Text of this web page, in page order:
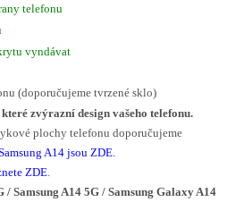
telefonu
vyndávat
(doporučujeme tvrzené sklo)
zvýrazní design vašeho telefonu.
plochy telefonu doporučujeme
A14 jsou ZDE.
ZDE.
/ Samsung A14 5G / Samsung Galaxy A14